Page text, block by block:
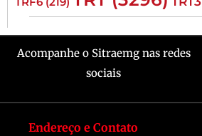
Acompanhe o Sitraemg nas redes
sociais
Endereço e Contato